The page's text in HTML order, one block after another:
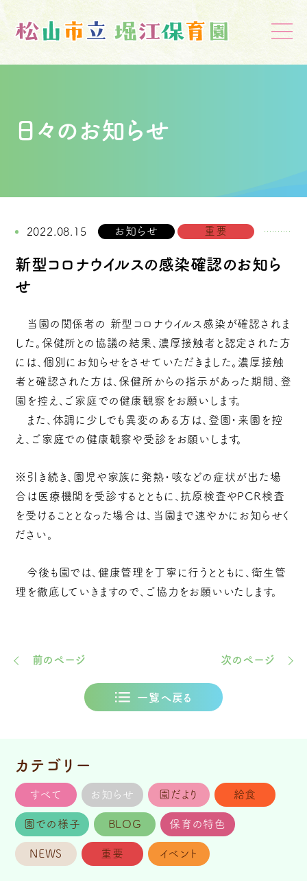
日々のお知らせ
2022.08.15 お知らせ 重要
新型コロナウイルスの感染確認のお知ら
せ
当園の関係者の 新型コロナウイルス感染が確認されま
した。保健所との協議の結果、濃厚接触者と認定された方
には、個別にお知らせをさせていただきました。濃厚接触
者と確認された方は、保健所からの指示があった期間、登
園を控え、ご家庭での健康観察をお願いします。
また、体調に少しでも異変のある方は、登園・来園を控
え、ご家庭での健康観察や受診をお願いします。
※引き続き、園児や家族に発熱・咳などの症状が出た場
合は医療機関を受診するとともに、抗原検査やPCR検査
を受けることとなった場合は、当園まで速やかにお知らせく
ださい。
今後も園では、健康管理を丁寧に行うとともに、衛生管
理を徹底していきますので、ご協力をお願いいたします。
前のページ 次のページ
一覧へ戻る
カテゴリー
すべて お知らせ 園だより 給食
園での様子 BLOG 保育の特色
NEWS 重要 イベント